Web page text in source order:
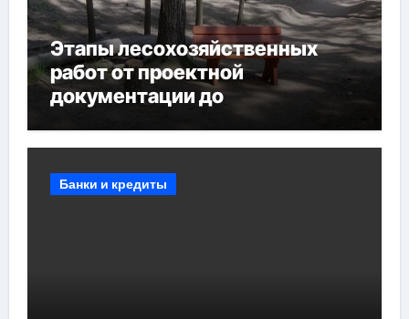
Этапы лесохозяйственных
работ от проектной
документации до
мероприятий и обустройства
Банки и кредиты